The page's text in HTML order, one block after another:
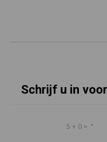
Schrijf u in
5 + 0 = *